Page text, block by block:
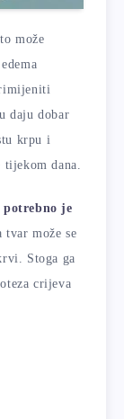
može
daju dobar
krpu i
dana.
potrebno je
tvar može se
Stoga ga
crijeva